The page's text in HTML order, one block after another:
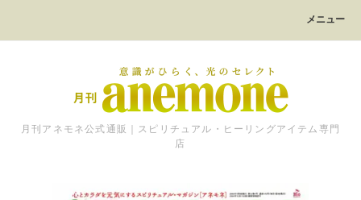
メニュー
月刊アネモネ公式通販｜スピリチュアル・ヒーリングアイテム専門
店